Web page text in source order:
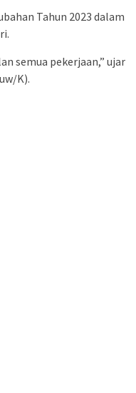
Tahun 2023 dalam
semua pekerjaan,” ujar
K).